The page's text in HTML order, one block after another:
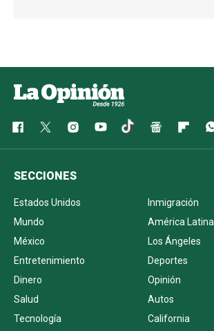
SECCIONES
Estados Unidos
Inmigración
Mundo
América Latina
México
Los Ángeles
Entretenimiento
Deportes
Dinero
Opinión
Salud
Autos
Tecnología
California